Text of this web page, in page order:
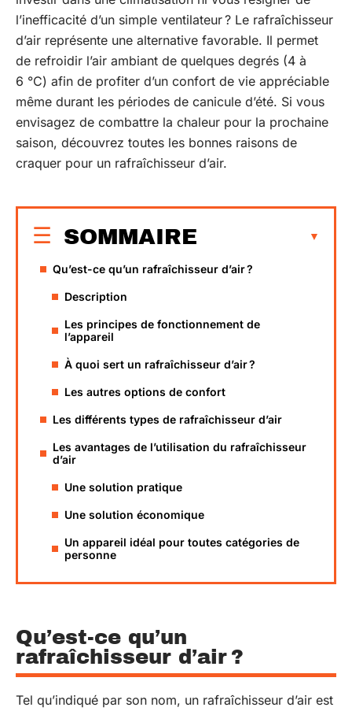
l’inefficacité d’un simple ventilateur ? Le rafraîchisseur
d’air représente une alternative favorable. Il permet
de refroidir l’air ambiant de quelques degrés (4 à
6 °C) afin de profiter d’un confort de vie appréciable
même durant les périodes de canicule d’été. Si vous
envisagez de combattre la chaleur pour la prochaine
saison, découvrez toutes les bonnes raisons de
craquer pour un rafraîchisseur d’air.
SOMMAIRE
Qu’est-ce qu’un rafraîchisseur d’air ?
Description
Les principes de fonctionnement de
l’appareil
À quoi sert un rafraîchisseur d’air ?
Les autres options de confort
Les différents types de rafraîchisseur d’air
Les avantages de l’utilisation du rafraîchisseur
d’air
Une solution pratique
Une solution économique
Un appareil idéal pour toutes catégories de
personne
Qu’est-ce qu’un
rafraîchisseur d’air ?
Tel qu’indiqué par son nom, un rafraîchisseur d’air est